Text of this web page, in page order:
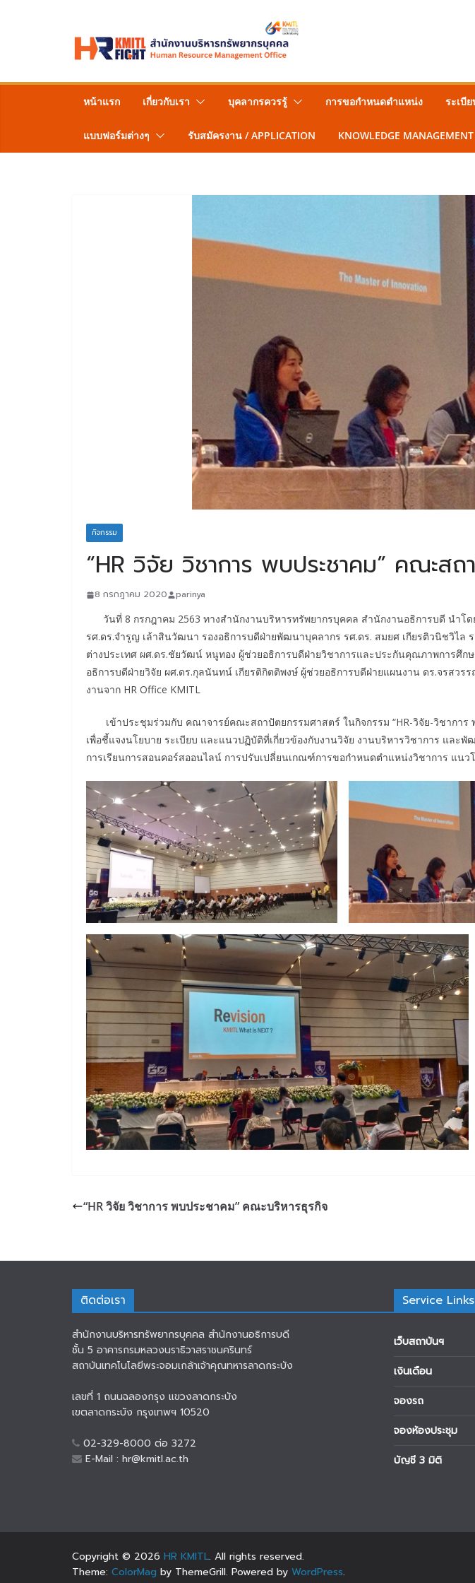
หน้าแรก เกี่ยวกับเรา บุคลากรควรรู้ การขอกำหนดตำแหน่ง ระเบี
แบบฟอร์มต่างๆ รับสมัครงาน / APPLICATION KNOWLEDGE
กิจกรรม
“HR วิจัย วิชาการ พบประชาคม” คณะส
8 กรกฎาคม 2020 parinya
วันที่ 8 กรกฎาคม 2563 ทางสำนักงานบริหารทรัพยากรบุคคล สำนักงานอธิการบดี นำโ
รศ.ดร.จำรูญ เล้าสินวัฒนา รองอธิการบดีฝ่ายพัฒนาบุคลากร รศ.ดร. สมยศ เกียรติวนิชวิไ
ต่างประเทศ ผศ.ดร.ชัยวัฒน์ หนูทอง ผู้ช่วยอธิการบดีฝ่ายวิชาการและประกันคุณภาพการศึก
อธิการบดีฝ่ายวิจัย ผศ.ดร.กุลนันทน์ เกียรติกิตติพงษ์ ผู้ช่วยอธิการบดีฝ่ายแผนงาน ดร.จรสว
งานจาก HR Office KMITL
เข้าประชุมร่วมกับ คณาจารย์คณะสถาปัตยกรรมศาสตร์ ในกิจกรรม “HR-วิจัย-วิชาการ
เพื่อชี้แจงนโยบาย ระเบียบ และแนวปฏิบัติที่เกี่ยวข้องกับงานวิจัย งานบริหารวิชาการ แล
การเรียนการสอนคอร์สออนไลน์ การปรับเปลี่ยนเกณฑ์การขอกำหนดตำแหน่งวิชาการ แ
“HR วิจัย วิชาการ พบประชาคม” คณะบริหารธุรกิจ
ติดต่อเรา
สำนักงานบริหารทรัพยากรบุคคล สำนักงานอธิการบดี
ชั้น 5 อาคารกรมหลวงนราธิวาสราชนครินทร์
สถาบันเทคโนโลยีพระจอมเกล้าเจ้าคุณทหารลาดกระบัง
เลขที่ 1 ถนนฉลองกรุง แขวงลาดกระบัง
เขตลาดกระบัง กรุงเทพฯ 10520
02-329-8000 ต่อ 3272
E-Mail : hr@kmitl.ac.th
Service Links
เว็บสถาบันฯ
เงินเดือน
จองรถ
จองห้องประชุม
บัญชี 3 มิติ
Copyright © 2026 HR KMITL. All rights reserved.
Theme: ColorMag by ThemeGrill. Powered by WordPress.